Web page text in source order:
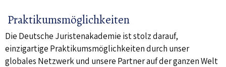
Praktikumsmöglichkeiten
Die Deutsche Juristenakademie ist stolz darauf,
einzigartige Praktikumsmöglichkeiten durch unser
globales Netzwerk und unsere Partner auf der ganzen Welt